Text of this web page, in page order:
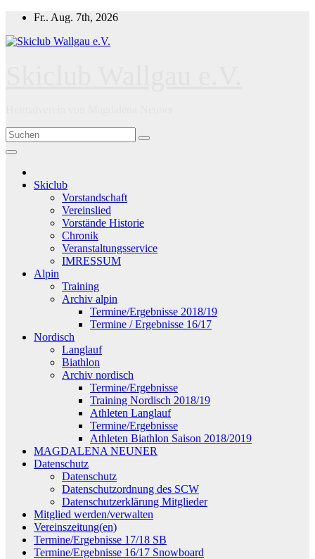
Zum
springen
Fr.. Aug. 7th, 2026
Skiclub
Vorstandschaft
Vereinslied
Vorstände Historie
Chronik
Veranstaltungsservice
IMRESSUM
Alpin
Training
Archiv alpin
Termine/Ergebnisse 2018/19
Termine / Ergebnisse 16/17
Nordisch
Langlauf
Biathlon
Archiv nordisch
Termine/Ergebnisse
Training Nordisch 2018/19
Athleten Langlauf
Termine/Ergebnisse
Athleten Biathlon Saison 2018/2019
MAGDALENA NEUNER
Datenschutz
Datenschutz
Datenschutzordnung des SCW
Datenschutzerklärung Mitglieder
Mitglied werden/verwalten
Vereinszeitung(en)
Termine/Ergebnisse 17/18 SB
Termine/Ergebnisse 16/17 Snowboard